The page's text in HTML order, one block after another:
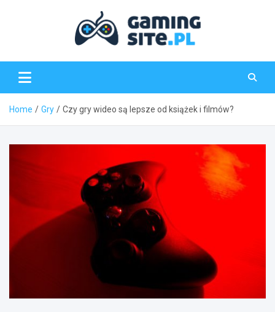
Gaming-Site.pl
Home Gry Czy gry wideo są lepsze od książek i filmów?